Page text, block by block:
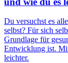
Du versuchst es
selbst? Für sich
Grundlage für
Entwicklung ist.
leichter.